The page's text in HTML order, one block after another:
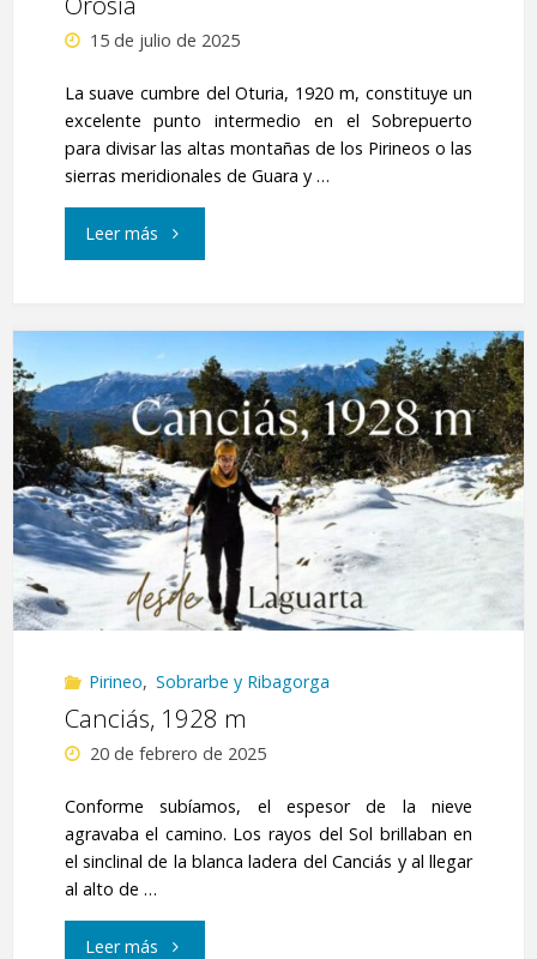
el
puente
del
río
Blanco"
15 de julio de 2025
La suave cumbre del Oturia, 1920 m, constituye un
excelente punto intermedio en el Sobrepuerto
para divisar las altas montañas de los Pirineos o las
sierras meridionales de Guara y …
Leer más"Oturia
Auturia.
Ermita
de
Santa
Orosia"
Pirineo, Sobrarbe y Ribagorga
Canciás, 1928 m
20 de febrero de 2025
Conforme subíamos, el espesor de la nieve
agravaba el camino. Los rayos del Sol brillaban en
el sinclinal de la blanca ladera del Canciás y al llegar
al alto de …
Leer más"Canciás,